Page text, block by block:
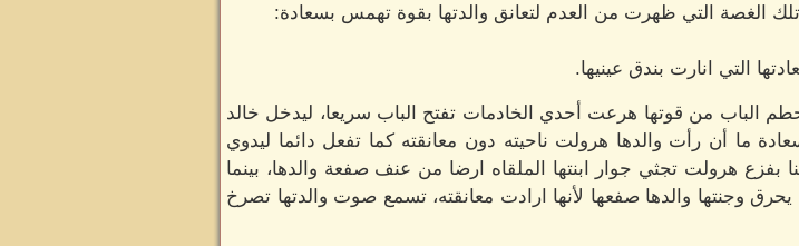
الغصة التي ظهرت من العدم لتعانق والدتها بقوة تهمس بسعادة:
التي انارت بندق عينيها.
الباب من قوتها هرعت أحدي الخادمات تفتح الباب سريعا، ليدخل خالد
أن رأت والدها هرولت ناحيته دون معانقته كما تفعل دائما ليدوي
هرولت تجثي جوار ابنتها الملقاه ارضا من عنف صفعة والدها، بينما
وجنتها والدها صفعها لأنها ارادت معانقته، تسمع صوت والدتها تصرخ